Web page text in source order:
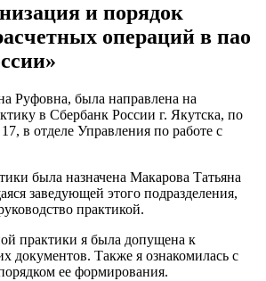
и порядок
операций в пао
Руфовна, была направлена на
в Сбербанк России г. Якутска, по
в отделе Управления по работе с
была назначена Макарова Татьяна
заведующей этого подразделения,
практикой.
практики я была допущена к
документов. Также я ознакомилась с
ее формирования.